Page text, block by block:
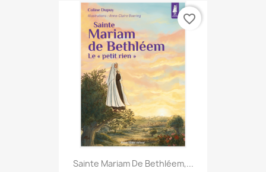
Sainte Mariam De Bethléem,...
favorite_border